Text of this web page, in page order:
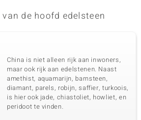
de hoofd edelsteen
China is niet alleen rijk aan inwoners,
maar ook rijk aan edelstenen. Naast
amethist, aquamarijn, barnsteen,
diamant, parels, robijn, saffier, turkoois,
is hier ook jade, chiastoliet, howliet, en
peridoot te vinden.